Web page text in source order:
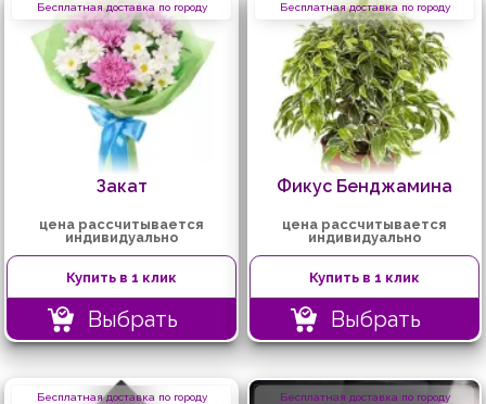
Бесплатная доставка по городу
Закат
цена рассчитывается
индивидуально
Купить в 1 клик
Выбрать
Бесплатная доставка по городу
Фикус Бенджамина
цена рассчитывается
индивидуально
Купить в 1 клик
Выбрать
Бесплатная доставка по городу Бесплатная доставка по городу